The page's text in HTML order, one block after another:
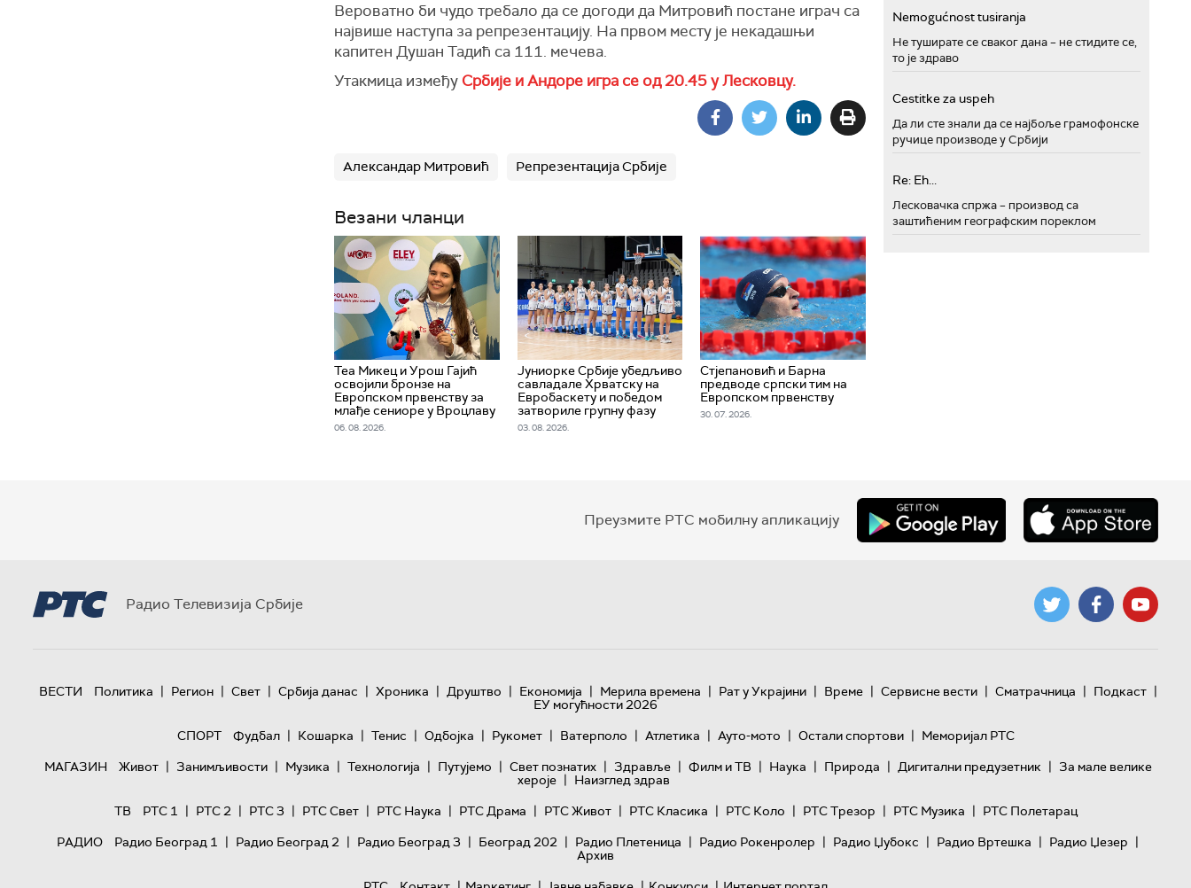
Вероватно би чудо требало да се догоди да Митровић постане играч са
највише наступа за репрезентацију. На првом месту је некадашњи
капитен Душан Тадић са 111. мечева.
Утакмица између Србије и Андоре игра се од 20.45 у Лесковцу.
Александар Митровић Репрезентација Србије
Везани чланци
Теа Микец и Урош Гајић
освојили бронзе на
Европском првенству за
млађе сениоре у Вроцлаву
06. 08. 2026.
Јуниорке Србије убедљиво
савладале Хрватску на
Евробаскету и победом
затвориле групну фазу
03. 08. 2026.
Стјепановић и Барна
предводе српски тим на
Европском првенству
30. 07. 2026.
Nemogućnost tusiranja
Не туширате се сваког дана – не стидите се,
то је здраво
Cestitke za uspeh
Да ли сте знали да се најбоље грамофонске
ручице производе у Србији
Re: Eh...
Лесковачка спржа – производ са
заштићеним географским пореклом
Преузмите РТС мобилну апликацију
Радио Телевизија Србије
ВЕСТИ Политика | Регион | Свет | Србија данас | Хроника | Друштво | Економија | Мерила времена | Рат у Украјини | Време | Сервисне вести | Сматрачница | Подкаст |
ЕУ могућности 2026
СПОРТ
Фудбал | Кошарка | Тенис | Одбојка | Рукомет | Ватерполо | Атлетика | Ауто-мото | Остали спортови | Меморијал РТС
МАГАЗИН
Живот | Занимљивости | Музика | Технологијa | Путујемо | Свет познатих | Здравље | Филм и ТВ | Наука | Природа | Дигитални предузетник | За мале велике
хероје | Наизглед здрав
ТВ
РТС 1 | РТС 2 | РТС 3 | РТС Свет | РТС Наука | РТС Драма | РТС Живот | РТС Класика | РТС Коло | РТС Трезор | РТС Музика | РТС Полетарац
РАДИО
Радио Београд 1 | Радио Београд 2 | Радио Београд 3 | Београд 202 | Радио Плетеница | Радио Рокенролер | Радио Џубокс | Радио Вртешка | Радио Џезер |
Архив